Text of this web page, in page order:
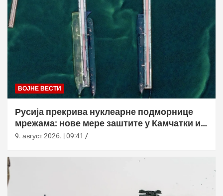
ВОЈНЕ ВЕСТИ
Русија прекрива нуклеарне подморнице
мрежама: нове мере заштите у Камчатки и
Новоросијску
9. август 2026. | 09:41